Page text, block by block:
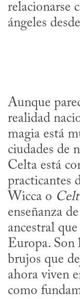
relacionarse
ángeles
Aunque
realidad
magia está
ciudades de
Celta está
practicantes
Wicca o
enseñanza
ancestral
Europa. Son
brujos que
ahora viven
como